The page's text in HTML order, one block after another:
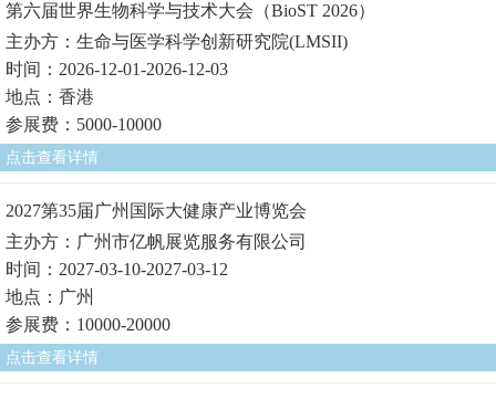
第六届世界生物科学与技术大会（BioST 2026）
主办方：生命与医学科学创新研究院(LMSII)
时间：2026-12-01-2026-12-03
地点：香港
参展费：5000-10000
点击查看详情
2027第35届广州国际大健康产业博览会
主办方：广州市亿帆展览服务有限公司
时间：2027-03-10-2027-03-12
地点：广州
参展费：10000-20000
点击查看详情